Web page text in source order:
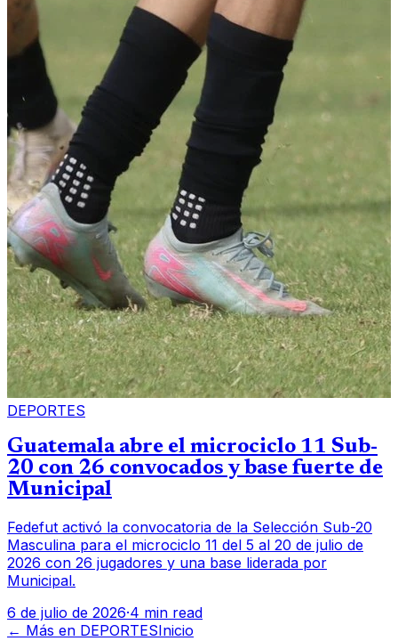
DEPORTES
Guatemala abre el microciclo 11 Sub-
20 con 26 convocados y base fuerte de
Municipal
Fedefut activó la convocatoria de la Selección Sub-20
Masculina para el microciclo 11 del 5 al 20 de julio de
2026 con 26 jugadores y una base liderada por
Municipal.
6 de julio de 2026·4 min read
← Más en DEPORTESInicio